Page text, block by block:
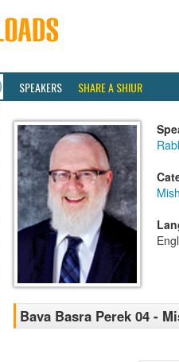
SPEAKERS SHARE A SHIUR
Bava Basra Perek 04 -